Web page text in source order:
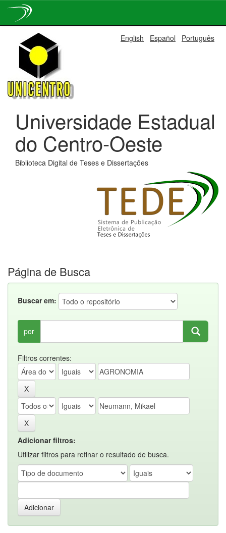
navigation
English Español Português
Universidade Estadual
do Centro-Oeste
Biblioteca Digital de Teses e Dissertações
Página de Busca
Buscar em:
por
Filtros correntes:
Adicionar filtros:
Utilizar filtros para refinar o resultado de busca.